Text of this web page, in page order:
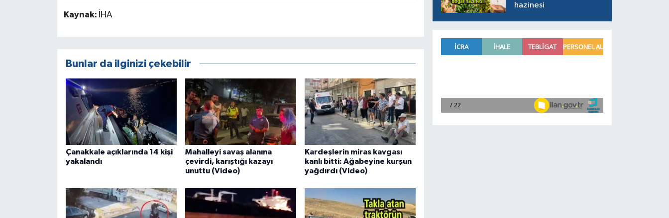
Kaynak: İHA
Bunlar da ilginizi çekebilir
Çanakkale açıklarında 14 kişi
yakalandı
Mahalleyi savaş alanına
çevirdi, karıştığı kazayı
unuttu (Video)
Kardeşlerin miras kavgası
kanlı bitti: Ağabeyine kurşun
yağdırdı (Video)
hazinesi